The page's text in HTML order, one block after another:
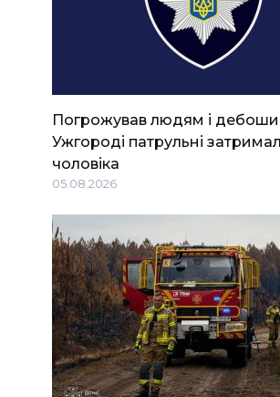
Погрожував людям і
Ужгороді патрульні
чоловіка
05.08.2026